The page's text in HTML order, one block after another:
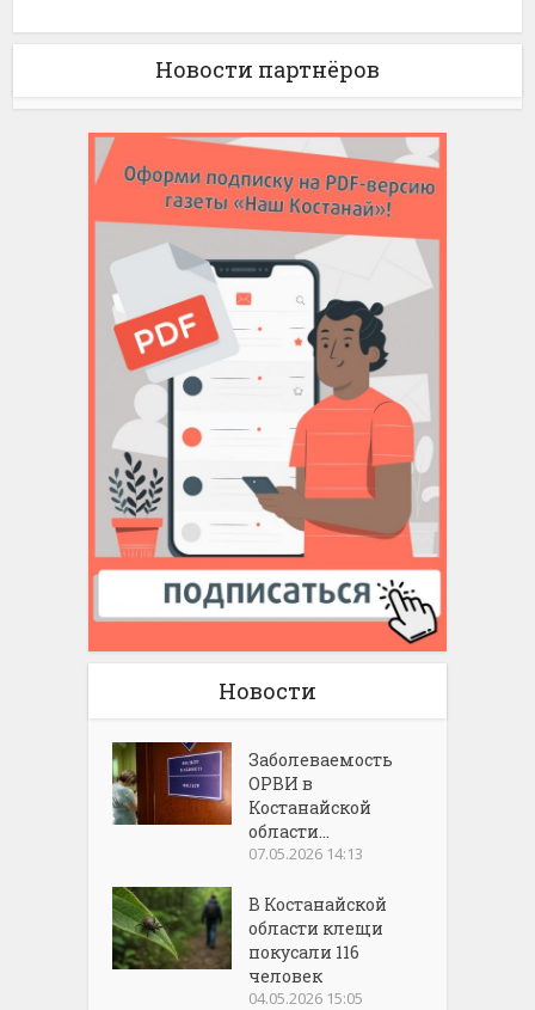
Новости партнёров
Новости
Заболеваемость
ОРВИ в
Костанайской
области...
07.05.2026 14:13
В Костанайской
области клещи
покусали 116
человек
04.05.2026 15:05